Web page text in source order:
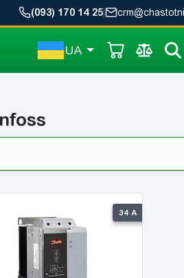
(093) 170 14 25
UA
34 А